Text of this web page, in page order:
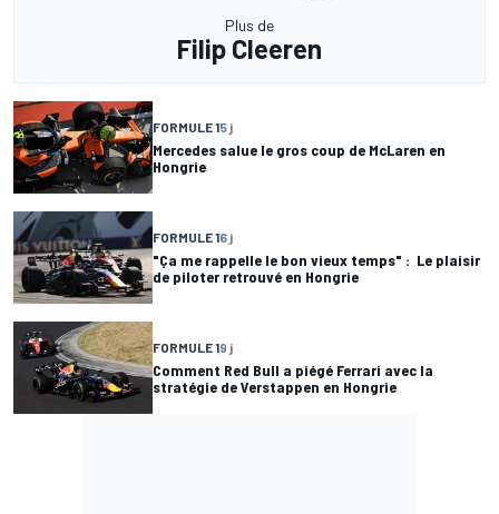
Plus de
Filip Cleeren
FORMULE 15 j
Mercedes salue le gros coup de McLaren en
Hongrie
FORMULE 16 j
"Ça me rappelle le bon vieux temps" : Le plaisir
de piloter retrouvé en Hongrie
FORMULE 19 j
Comment Red Bull a piégé Ferrari avec la
stratégie de Verstappen en Hongrie